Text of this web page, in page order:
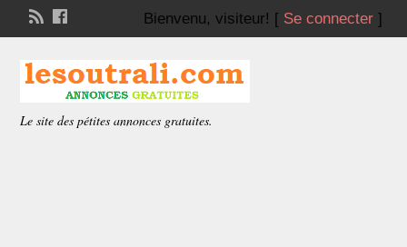
Bienvenu, visiteur! [ Se connecter]
Le site des pétites annonces gratuites.